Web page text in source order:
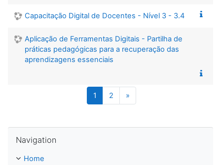
Capacitação Digital de Docentes - Nível 3 - 3.4
Aplicação de Ferramentas Digitais - Partilha de
práticas pedagógicas para a recuperação das
aprendizagens essenciais
1 (current)
2 »Next page
Navigation
Home